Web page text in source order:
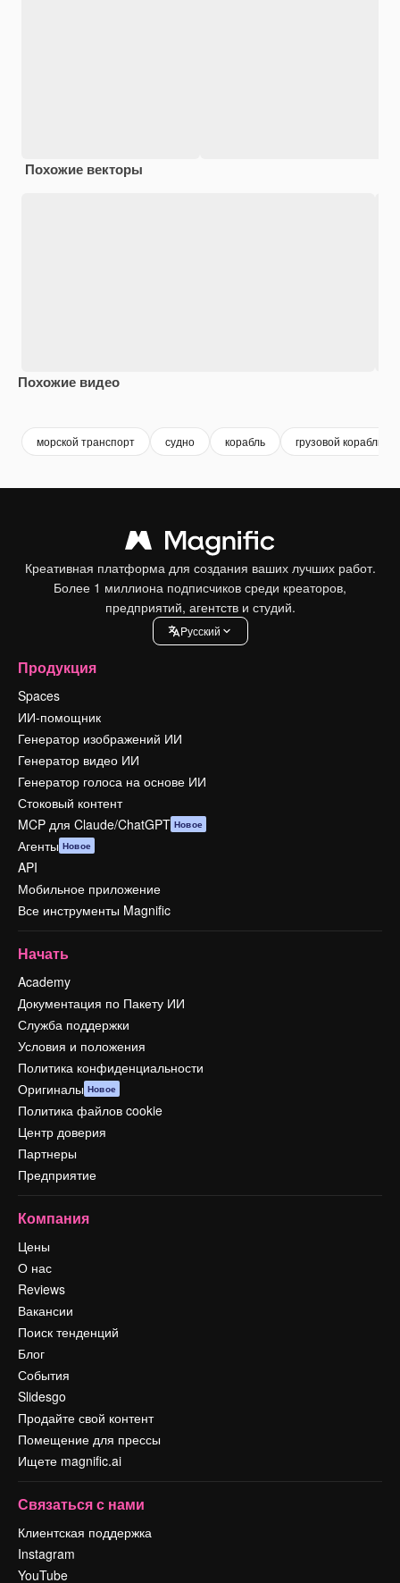
Похожие векторы
Похожие видео
морской транспорт судно корабль грузовой корабль
Креативная платформа для создания ваших лучших работ.
Более 1 миллиона подписчиков среди креаторов,
предприятий, агентств и студий.
Pусский
Продукция
Spaces
ИИ-помощник
Генератор изображений ИИ
Генератор видео ИИ
Генератор голоса на основе ИИ
Стоковый контент
MCP для Claude/ChatGPT Новое
Агенты Новое
API
Мобильное приложение
Все инструменты Magnific
Начать
Academy
Документация по Пакету ИИ
Служба поддержки
Условия и положения
Политика конфиденциальности
Оригиналы Новое
Политика файлов cookie
Центр доверия
Партнеры
Предприятие
Компания
Цены
О нас
Reviews
Вакансии
Поиск тенденций
Блог
События
Slidesgo
Продайте свой контент
Помещение для прессы
Ищете magnific.ai
Связаться с нами
Клиентская поддержка
Instagram
YouTube